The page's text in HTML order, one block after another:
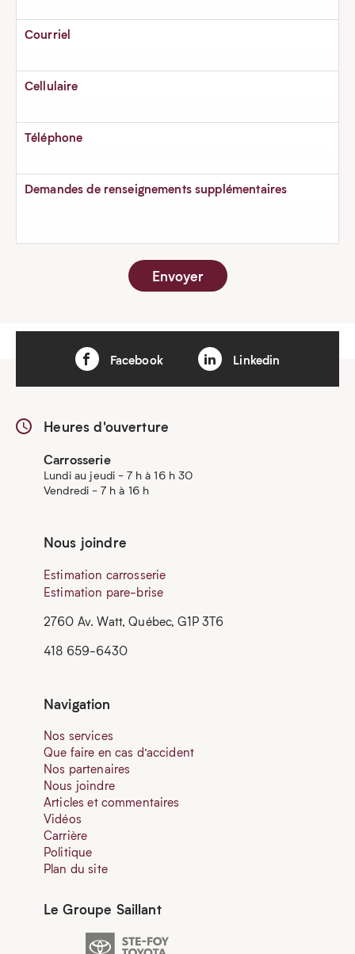
Courriel
Cellulaire
Téléphone
Demandes de renseignements supplémentaires
Facebook Linkedin
Heures d'ouverture
Carrosserie
Lundi au jeudi - 7 h à 16 h 30
Vendredi - 7 h à 16 h
Nous joindre
Estimation carrosserie
Estimation pare-brise
2760 Av. Watt, Québec, G1P 3T6
418 659-6430
Navigation
Nos services
Que faire en cas d’accident
Nos partenaires
Nous joindre
Articles et commentaires
Vidéos
Carrière
Politique
Plan du site
Le Groupe Saillant